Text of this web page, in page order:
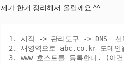
제가 한거 정리해서 올릴께요 ^^
1. 시작 -> 관리도구 -> DNS  선
2. 새영역으로 abc.co.kr 도메인
3. www 호스트를 등록한다. (이